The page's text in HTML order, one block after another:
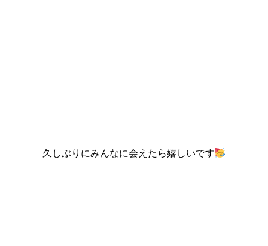
久しぶりにみんなに会えたら嬉しいです